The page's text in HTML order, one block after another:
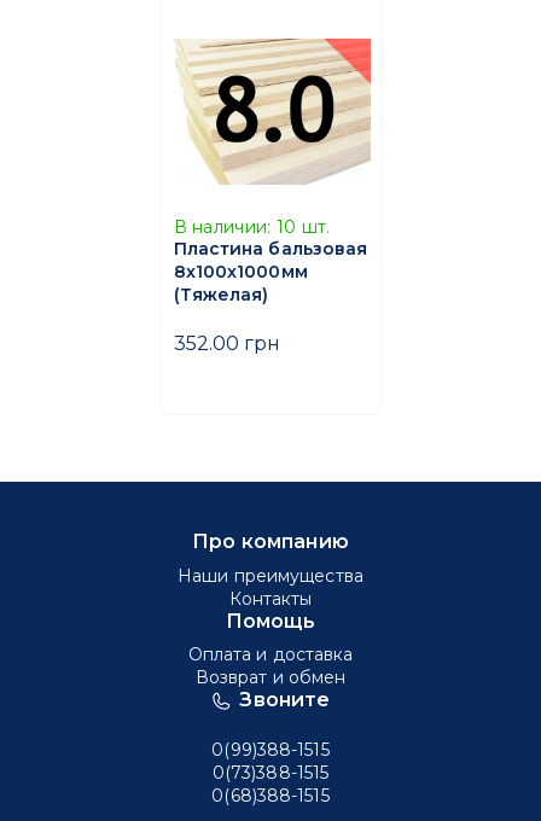
В наличии: 10 шт.
Пластина бальзовая
8x100x1000мм
(Тяжелая)
352.00 грн
Звоните
0(99)388-1515
0(73)388-1515
0(68)388-1515
Про компанию
Наши преимущества
Контакты
Помощь
Оплата и доставка
Возврат и обмен